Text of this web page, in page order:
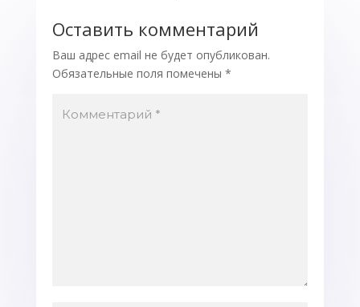
Оставить комментарий
Ваш адрес email не будет опубликован.
Обязательные поля помечены *